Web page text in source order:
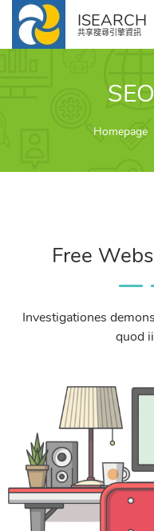
ISEARCH
共享搜尋引擎資訊
Homepage
Free
Investigationes
quod